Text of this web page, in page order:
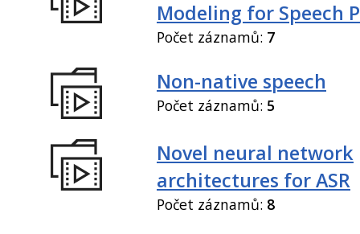
Modeling for Speech
Počet záznamů: 7
Non-native speech
Počet záznamů: 5
Novel neural network
architectures for ASR
Počet záznamů: 8